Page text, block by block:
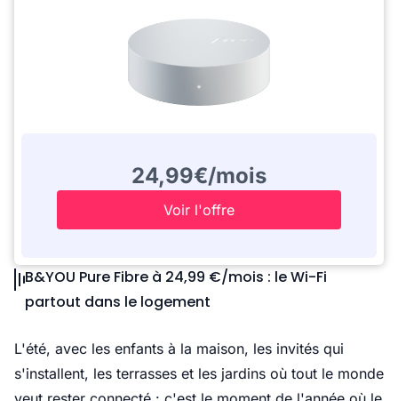
24,99€/mois
Voir l'offre
B&YOU Pure Fibre à 24,99 €/mois : le Wi-Fi
partout dans le logement
L'été, avec les enfants à la maison, les invités qui
s'installent, les terrasses et les jardins où tout le monde